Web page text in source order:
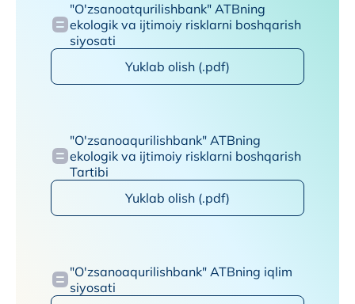
"O'zsanoatqurilishbank" ATBning
ekologik va ijtimoiy risklarni boshqarish
siyosati
Yuklab olish (.pdf)
"O'zsanoaqurilishbank" ATBning
ekologik va ijtimoiy risklarni boshqarish
Tartibi
Yuklab olish (.pdf)
"O'zsanoaqurilishbank" ATBning iqlim
siyosati